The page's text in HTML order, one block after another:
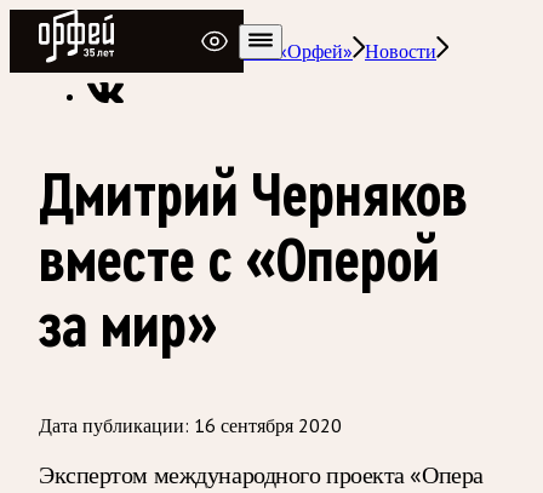
Радио Орфей
Радио классической музыки «Орфей» Новости
Дмитрий Черняков
вместе с «Оперой
за мир»
Дата публикации: 16 сентября 2020
Экспертом международного проекта «Опера